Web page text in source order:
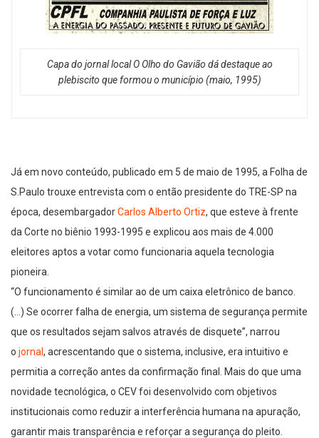
Capa do jornal local O Olho do Gavião dá destaque ao
plebiscito que formou o município (maio, 1995)
Já em novo conteúdo, publicado em 5 de maio de 1995, a Folha de
S.Paulo trouxe entrevista com o então presidente do TRE-SP na
época, desembargadorCarlos Alberto Ortiz, que esteve à frente
da Corte no biênio 1993-1995 e explicou aos mais de 4.000
eleitores aptos a votar como funcionaria aquela tecnologia
pioneira.
“O funcionamento é similar ao de um caixa eletrônico de banco.
(…) Se ocorrer falha de energia, um sistema de segurança permite
que os resultados sejam salvos através de disquete”, narrou
o jornal , acrescentando que o sistema, inclusive, era intuitivo e
permitia a correção antes da confirmação final. Mais do que uma
novidade tecnológica, o CEV foi desenvolvido com objetivos
institucionais como reduzir a interferência humana na apuração,
garantir mais transparência e reforçar a segurança do pleito.